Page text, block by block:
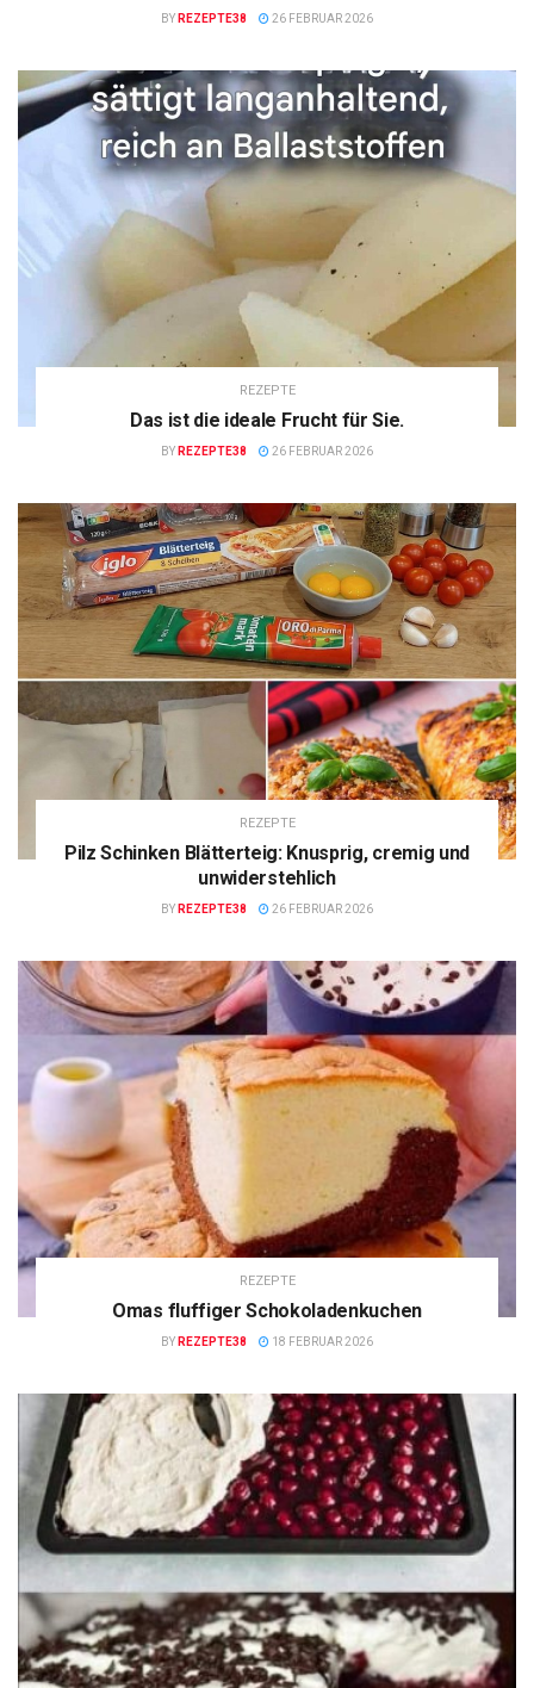
BY REZEPTE38 26 FEBRUAR 2026
REZEPTE
Das ist die ideale Frucht für Sie.
BY REZEPTE38 26 FEBRUAR 2026
REZEPTE
Pilz Schinken Blätterteig: Knusprig, cremig und
unwiderstehlich
BY REZEPTE38 26 FEBRUAR 2026
REZEPTE
Omas fluffiger Schokoladenkuchen
BY REZEPTE38 18 FEBRUAR 2026